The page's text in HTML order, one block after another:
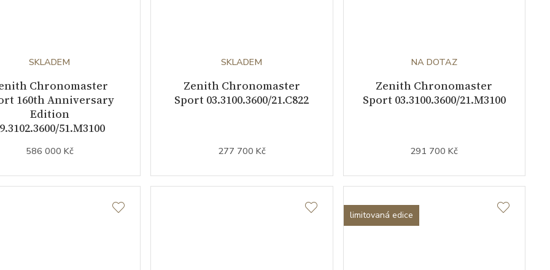
SKLADEM
Chronomaster
160th Anniversary
Edition
51.M3100
586 000 Kč
SKLADEM
Zenith Chronomaster
Sport 03.3100.3600/21.C822
277 700 Kč
NA DOTAZ
Zenith Chronomaster
Sport 03.3100.3600/21.M3100
291 700 Kč
limitovaná edice